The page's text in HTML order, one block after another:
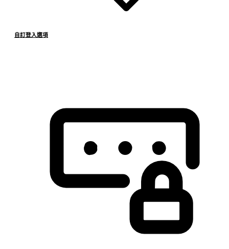
自訂登入選項